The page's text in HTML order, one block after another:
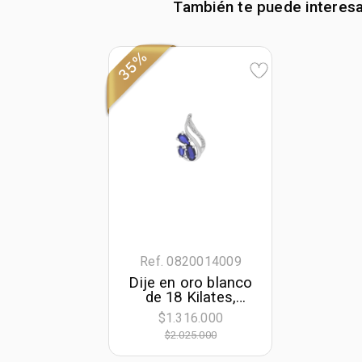
También te puede
35%
Ref. 0820014009
Dije en oro blanco
de 18 Kilates,
Franjas, con
zafiros de 0.55 Ct
y diamantes de
0.04 Ct
$1.316.000
$2.025.000